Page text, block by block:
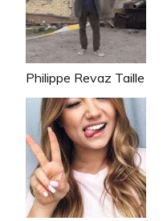
Philippe Revaz Taille